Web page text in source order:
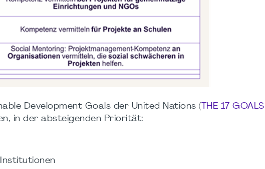
Development Goals der United Nations ( THE 17 GOALS |
in der absteigenden Priorität: